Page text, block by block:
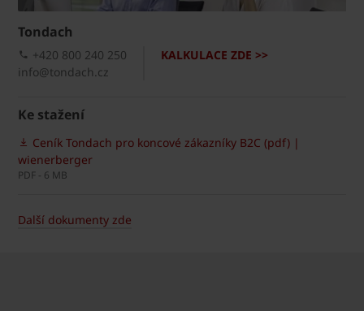
Tondach
KALKULACE ZDE >>
+420 800 240 250
info@tondach.cz
Ke stažení
Ceník Tondach pro koncové zákazníky B2C (pdf) |
wienerberger
PDF - 6 MB
Další dokumenty zde